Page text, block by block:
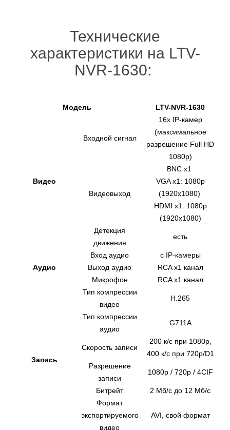
Технические
характеристики на LTV-
NVR-1630:
Модель LTV-NVR-1630
Видео
Входной сигнал
16x IP-камер
(максимальное
разрешение Full HD
1080p)
Видеовыход
BNC х1
VGA x1: 1080p
(1920x1080)
HDMI x1: 1080p
(1920x1080)
Детекция
движения
есть
Аудио
Вход аудио
с IP-камеры
Выход аудио
RCA х1 канал
Микрофон
RCA х1 канал
Запись
Тип компрессии
видео
H.265
Тип компрессии
аудио
G711A
Скорость записи
200 к/с при 1080p,
400 к/с при 720p/D1
Разрешение
записи
1080p / 720p / 4CIF
Битрейт
2 Mб/с до 12 Mб/с
Формат
экспортируемого
видео
AVI, свой формат